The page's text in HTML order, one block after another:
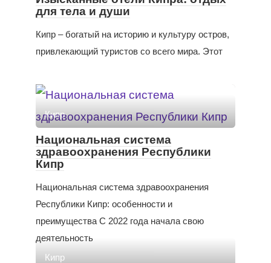
для тела и души
Кипр – богатый на историю и культуру остров,
привлекающий туристов со всего мира. Этот
Кипр
Национальная система
здравоохранения Республики
Кипр
Национальная система здравоохранения
Республики Кипр: особенности и
преимущества С 2022 года начала свою
деятельность
Кипр